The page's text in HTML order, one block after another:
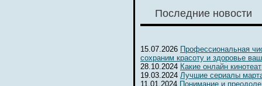
Последние новости
15.07.2026 Профессиональная
сохраним красоту и здоровье
28.10.2024 Какие онлайн
19.03.2024 Лучшие сериалы
11.01.2024 Понимание и